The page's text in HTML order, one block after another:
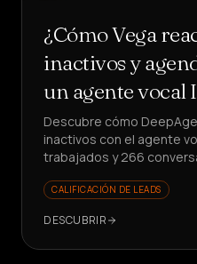
¿Cómo Vega
inactivos y
un agente vocal
Descubre cómo
inactivos con el agente
trabajados y 266
obteniendo insights de
CALIFICACIÓN DE LEADS
DESCUBRIR